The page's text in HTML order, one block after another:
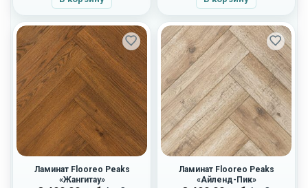
Ламинат Flooreo Peaks
«Жангитау»
Ламинат Flooreo Peaks
«Айленд-Пик»